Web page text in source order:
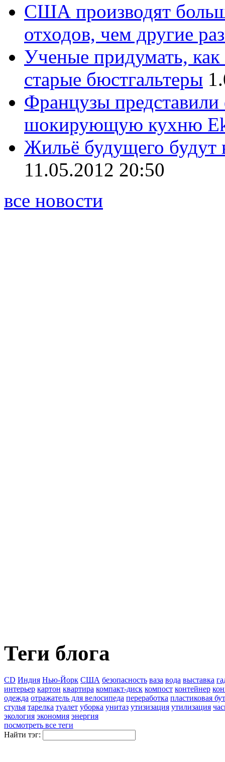
США производят
отходов, чем другие
Ученые придумать, как
старые бюстгальтеры
Французы
шокирующую кухню
Жильё будущего будут
11.05.2012 20:50
все новости
Теги блога
CD Индия Нью-Йорк США безопасность ваза вода выставка
интерьер картон квартира компакт-диск компост контейнер
одежда отражатель для велосипеда переработка пластиковая
стулья тарелка туалет уборка унитаз утизизация утилизация
экология экономия энергия
посмотреть все теги
Найти тэг: